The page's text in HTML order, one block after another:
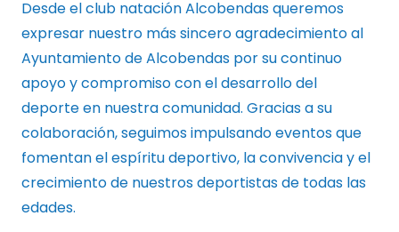
Desde el club natación Alcobendas queremos
expresar nuestro más sincero agradecimiento al
Ayuntamiento de Alcobendas por su continuo
apoyo y compromiso con el desarrollo del
deporte en nuestra comunidad. Gracias a su
colaboración, seguimos impulsando eventos que
fomentan el espíritu deportivo, la convivencia y el
crecimiento de nuestros deportistas de todas las
edades.